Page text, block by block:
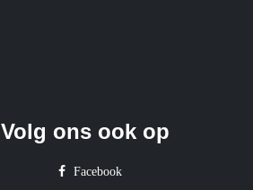
Volg ons ook op
Facebook